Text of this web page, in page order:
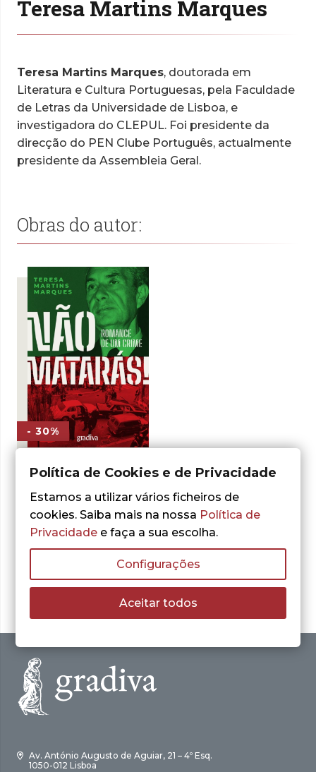
Teresa Martins Marques
Teresa Martins Marques, doutorada em
Literatura e Cultura Portuguesas, pela Faculdade
de Letras da Universidade de Lisboa, e
investigadora do CLEPUL. Foi presidente da
direcção do PEN Clube Português, actualmente
presidente da Assembleia Geral.
Obras do autor:
- 30%
Teresa Martins Marques
Não Matarás! –
Romance de um
Crime
O
preço
14,50 €.
10,15€O
preço
atual
10,15 €.
Av. António Augusto de Aguiar, 21 – 4º Esq.
1050-012 Lisboa
Política de Cookies e de Privacidade
Estamos a utilizar vários ficheiros de
cookies. Saiba mais na nossa Política de
Privacidade e faça a sua escolha.
Configurações
Aceitar todos